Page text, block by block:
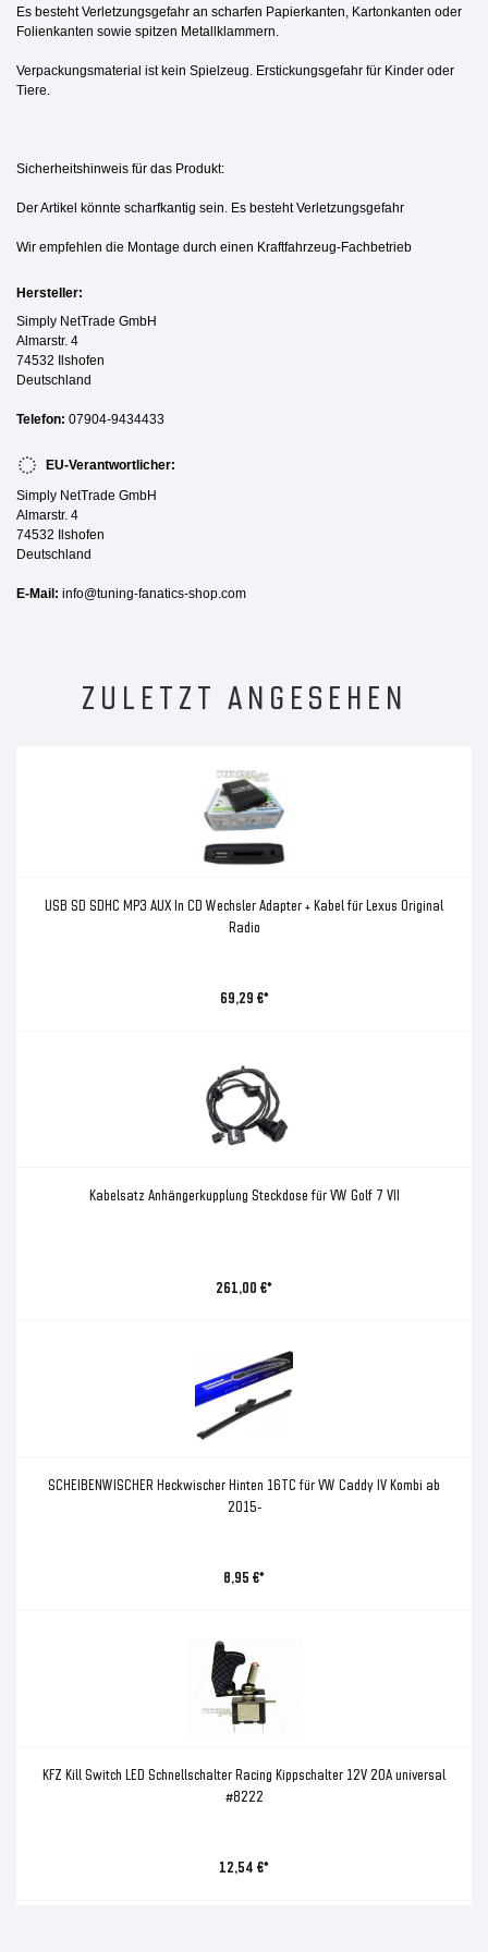
Es besteht Verletzungsgefahr an scharfen Papierkanten, Kartonkanten oder
Folienkanten sowie spitzen Metallklammern.
Verpackungsmaterial ist kein Spielzeug. Erstickungsgefahr für Kinder oder
Tiere.
Sicherheitshinweis für das Produkt:
Der Artikel könnte scharfkantig sein. Es besteht Verletzungsgefahr
Wir empfehlen die Montage durch einen Kraftfahrzeug-Fachbetrieb
Hersteller:
Simply NetTrade GmbH
Almarstr. 4
74532 Ilshofen
Deutschland
Telefon: 07904-9434433
EU-Verantwortlicher:
Simply NetTrade GmbH
Almarstr. 4
74532 Ilshofen
Deutschland
E-Mail: info@tuning-fanatics-shop.com
ZULETZT ANGESEHEN
USB SD SDHC MP3 AUX In CD Wechsler Adapter + Kabel für Lexus Original
Radio
69,29 €*
Kabelsatz Anhängerkupplung Steckdose für VW Golf 7 VII
261,00 €*
SCHEIBENWISCHER Heckwischer Hinten 16TC für VW Caddy IV Kombi ab
2015-
8,95 €*
KFZ Kill Switch LED Schnellschalter Racing Kippschalter 12V 20A universal
#8222
12,54 €*